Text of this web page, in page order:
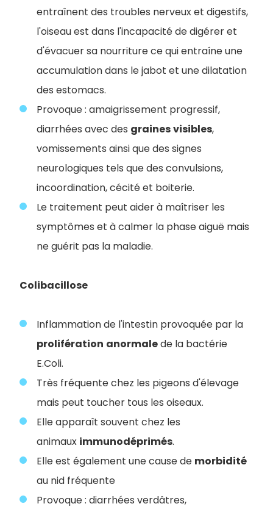
entraînent des troubles nerveux et digestifs,
l'oiseau est dans l'incapacité de digérer et
d'évacuer sa nourriture ce qui entraîne une
accumulation dans le jabot et une dilatation
des estomacs.
Provoque : amaigrissement progressif,
diarrhées avec des grainesvisibles,
vomissements ainsi que des signes
neurologiques tels que des convulsions,
incoordination, cécité et boiterie.
Le traitement peut aider à maîtriser les
symptômes et à calmer la phase aiguë mais
ne guérit pas la maladie.
Colibacillose
Inflammation de l'intestin provoquée par la
prolifération anormalede la bactérie
E.Coli.
Très fréquente chez les pigeons d'élevage
mais peut toucher tous les oiseaux.
Elle apparaît souvent chez les
animaux immunodéprimés.
Elle est également une cause de morbidité
au nid fréquente
Provoque : diarrhées verdâtres,